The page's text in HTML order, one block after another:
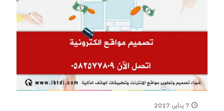
7 يناير، 2017